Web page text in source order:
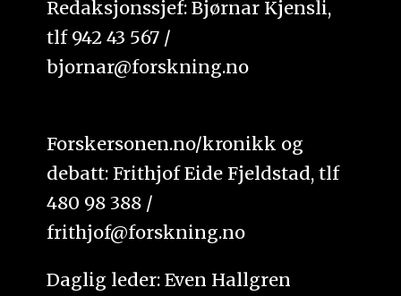
Redaksjonssjef: Bjørnar Kjensli,
tlf 942 43 567 /
bjornar@forskning.no
Forskersonen.no/kronikk og
debatt: Frithjof Eide Fjeldstad, tlf
480 98 388 /
frithjof@forskning.no
Daglig leder: Even Hallgren